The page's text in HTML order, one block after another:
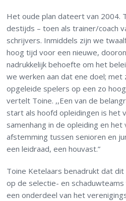
Het oude plan dateert van 2004.
destijds – toen als trainer/coach
schrijvers. Inmiddels zijn we
hoog tijd voor een nieuwe,
nadrukkelijk behoefte om het
we werken aan dat ene doel;
opgeleide spelers op een zo
vertelt Toine. ,,Een van de
start als hoofd opleidingen is het
samenhang in de opleiding en
afstemming tussen senioren en
een leidraad, een houvast.”
Toine Ketelaars benadrukt dat
op de selectie- en
een onderdeel van het